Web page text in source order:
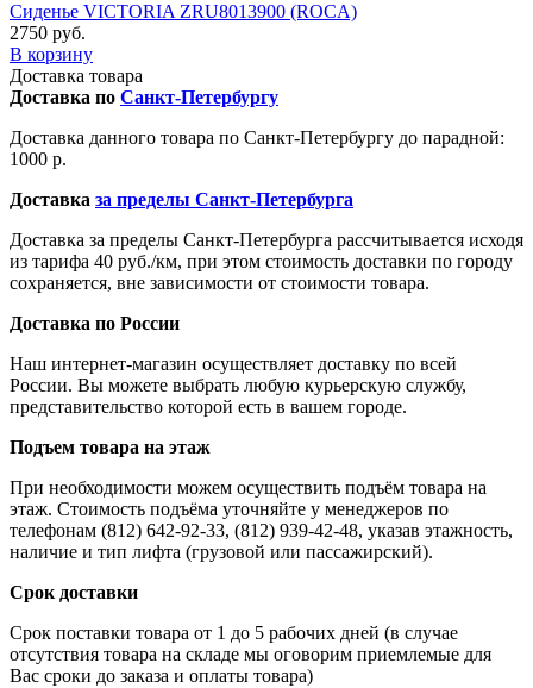
Сиденье VICTORIA ZRU8013900 (ROCA)
2750 руб.
В корзину
Доставка товара
Доставка по Санкт-Петербургу
Доставка данного товара по Санкт-Петербургу до парадной:
1000 р.
Доставка за пределы Санкт-Петербурга
Доставка за пределы Санкт-Петербурга рассчитывается исходя
из тарифа 40 руб./км, при этом стоимость доставки по городу
сохраняется, вне зависимости от стоимости товара.
Доставка по России
Наш интернет-магазин осуществляет доставку по всей
России. Вы можете выбрать любую курьерскую службу,
представительство которой есть в вашем городе.
Подъем товара на этаж
При необходимости можем осуществить подъём товара на
этаж. Стоимость подъёма уточняйте у менеджеров по
телефонам (812) 642-92-33, (812) 939-42-48, указав этажность,
наличие и тип лифта (грузовой или пассажирский).
Срок доставки
Срок поставки товара от 1 до 5 рабочих дней (в случае
отсутствия товара на складе мы оговорим приемлемые для
Вас сроки до заказа и оплаты товара)